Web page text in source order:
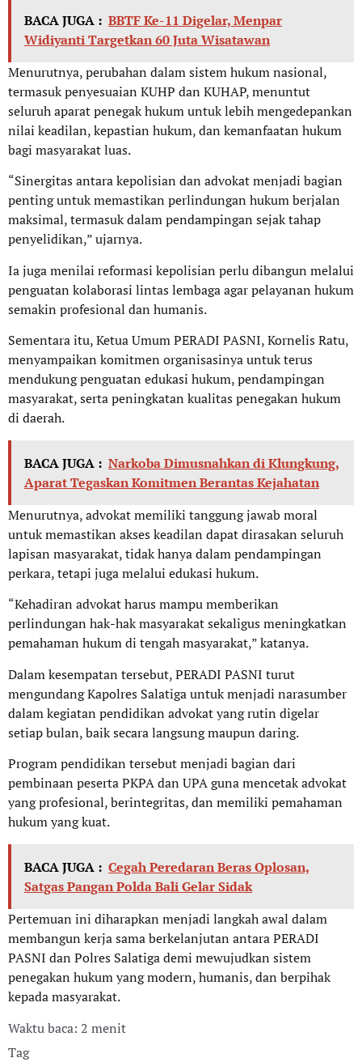
BACA JUGA : BBTF Ke-11 Digelar, Menpar
Widiyanti Targetkan 60 Juta Wisatawan
Menurutnya, perubahan dalam sistem hukum nasional,
termasuk penyesuaian KUHP dan KUHAP, menuntut
seluruh aparat penegak hukum untuk lebih mengedepankan
nilai keadilan, kepastian hukum, dan kemanfaatan hukum
bagi masyarakat luas.
“Sinergitas antara kepolisian dan advokat menjadi bagian
penting untuk memastikan perlindungan hukum berjalan
maksimal, termasuk dalam pendampingan sejak tahap
penyelidikan,” ujarnya.
Ia juga menilai reformasi kepolisian perlu dibangun melalui
penguatan kolaborasi lintas lembaga agar pelayanan hukum
semakin profesional dan humanis.
Sementara itu, Ketua Umum PERADI PASNI, Kornelis Ratu,
menyampaikan komitmen organisasinya untuk terus
mendukung penguatan edukasi hukum, pendampingan
masyarakat, serta peningkatan kualitas penegakan hukum
di daerah.
BACA JUGA : Narkoba Dimusnahkan di Klungkung,
Aparat Tegaskan Komitmen Berantas Kejahatan
Menurutnya, advokat memiliki tanggung jawab moral
untuk memastikan akses keadilan dapat dirasakan seluruh
lapisan masyarakat, tidak hanya dalam pendampingan
perkara, tetapi juga melalui edukasi hukum.
“Kehadiran advokat harus mampu memberikan
perlindungan hak-hak masyarakat sekaligus meningkatkan
pemahaman hukum di tengah masyarakat,” katanya.
Dalam kesempatan tersebut, PERADI PASNI turut
mengundang Kapolres Salatiga untuk menjadi narasumber
dalam kegiatan pendidikan advokat yang rutin digelar
setiap bulan, baik secara langsung maupun daring.
Program pendidikan tersebut menjadi bagian dari
pembinaan peserta PKPA dan UPA guna mencetak advokat
yang profesional, berintegritas, dan memiliki pemahaman
hukum yang kuat.
BACA JUGA : Cegah Peredaran Beras Oplosan,
Satgas Pangan Polda Bali Gelar Sidak
Pertemuan ini diharapkan menjadi langkah awal dalam
membangun kerja sama berkelanjutan antara PERADI
PASNI dan Polres Salatiga demi mewujudkan sistem
penegakan hukum yang modern, humanis, dan berpihak
kepada masyarakat.
Waktu baca: 2 menit
Tag